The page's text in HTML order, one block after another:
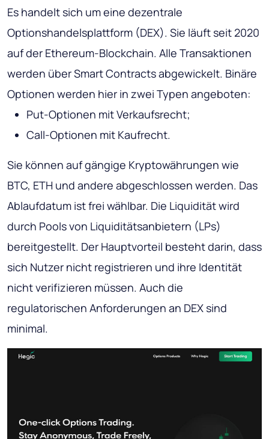
Es handelt sich um eine dezentrale
Optionshandelsplattform (DEX). Sie läuft seit 2020
auf der Ethereum-Blockchain. Alle Transaktionen
werden über Smart Contracts abgewickelt. Binäre
Optionen werden hier in zwei Typen angeboten:
Put-Optionen mit Verkaufsrecht;
Call-Optionen mit Kaufrecht.
Sie können auf gängige Kryptowährungen wie
BTC, ETH und andere abgeschlossen werden. Das
Ablaufdatum ist frei wählbar. Die Liquidität wird
durch Pools von Liquiditätsanbietern (LPs)
bereitgestellt. Der Hauptvorteil besteht darin, dass
sich Nutzer nicht registrieren und ihre Identität
nicht verifizieren müssen. Auch die
regulatorischen Anforderungen an DEX sind
minimal.